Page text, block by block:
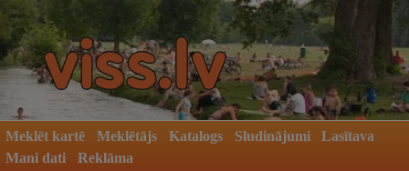
Meklēt kartē Meklētājs Katalogs Sludinājumi
Lasītava
Mani dati
Reklāma